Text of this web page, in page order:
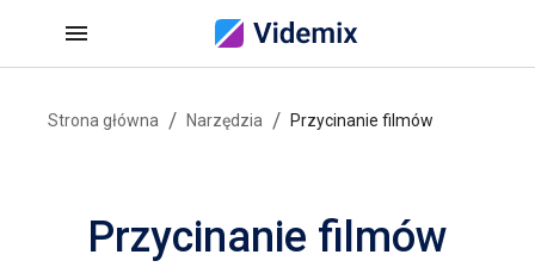
Strona główna / Narzędzia / Przycinanie filmów
Przycinanie filmów